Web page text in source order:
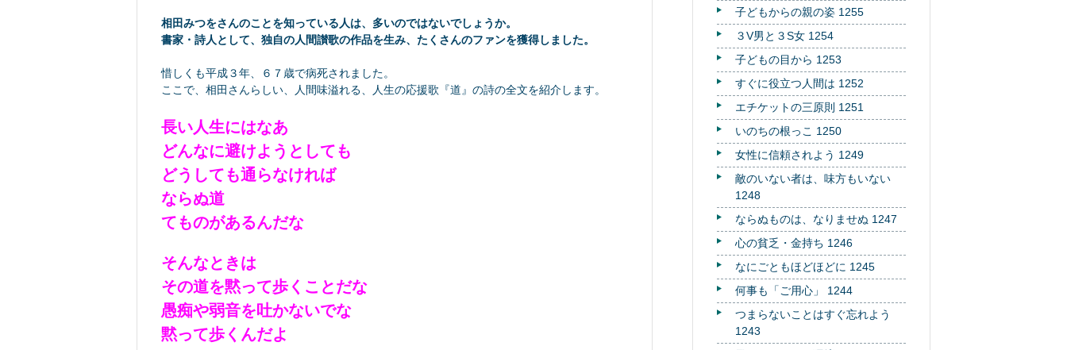
相田みつをさんのことを知っている人は、多いのではないでしょうか。
書家・詩人として、独自の人間讃歌の作品を生み、たくさんのファンを獲得しました。
惜しくも平成３年、６７歳で病死されました。
ここで、相田さんらしい、人間味溢れる、人生の応援歌『道』の詩の全文を紹介します。
長い人生にはなあ
どんなに避けようとしても
どうしても通らなければ
ならぬ道
てものがあるんだな
そんなときは
その道を黙って歩くことだな
愚痴や弱音を吐かないでな
黙って歩くんだよ
子どもからの親の姿 1255
３V男と３S女 1254
子どもの目から 1253
すぐに役立つ人間は 1252
エチケットの三原則 1251
いのちの根っこ 1250
女性に信頼されよう 1249
敵のいない者は、味方もいない
1248
ならぬものは、なりませぬ 1247
心の貧乏・金持ち 1246
なにごともほどほどに 1245
何事も「ご用心」 1244
つまらないことはすぐ忘れよう
1243